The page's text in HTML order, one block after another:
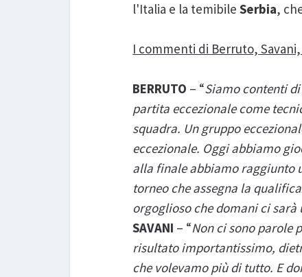
l'Italia e la temibileSerbia,
I commenti di Berruto,
BERRUTO – “Siamo contenti
partita eccezionale come
squadra. Un gruppo
eccezionale. Oggi abbiamo
alla finale abbiamo raggiunto
torneo che assegna la
orgoglioso che domani ci sarà
SAVANI – “Non ci sono parole
risultato importantissimo,
che volevamo più di tutto. E